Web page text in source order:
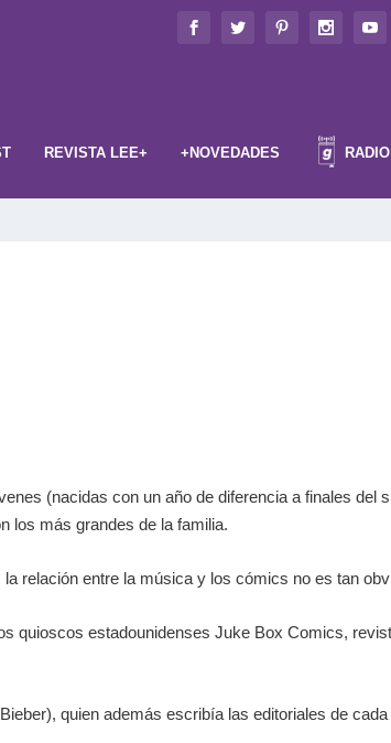
REVISTA LEE+ +NOVEDADES
(nacidas con un año de diferencia a finales del
los más grandes de la familia.
relación entre la música y los cómics no es tan
quioscos estadounidenses Juke Box Comics,
quien además escribía las editoriales de cada